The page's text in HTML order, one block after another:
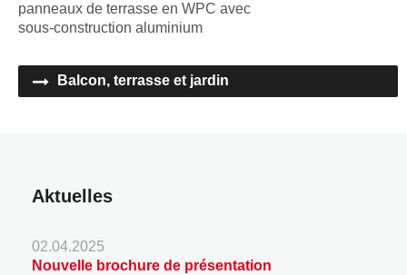
panneaux de terrasse en WPC avec
sous-construction aluminium
Balcon, terrasse et jardin
Aktuelles
02.04.2025
Nouvelle brochure de présentation